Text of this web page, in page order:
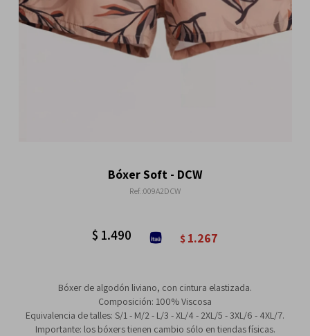
Bóxer Soft - DCW
009A2DCW
$ 1.490 $1.267
Bóxer de algodón liviano, con cintura elastizada.
Composición: 100% Viscosa
Equivalencia de talles: S/1 - M/2 - L/3 - XL/4 - 2XL/5 - 3XL/6 - 4XL/7.
Importante: los bóxers tienen cambio sólo en tiendas físicas.